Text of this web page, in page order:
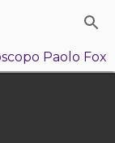
Paolo Fox